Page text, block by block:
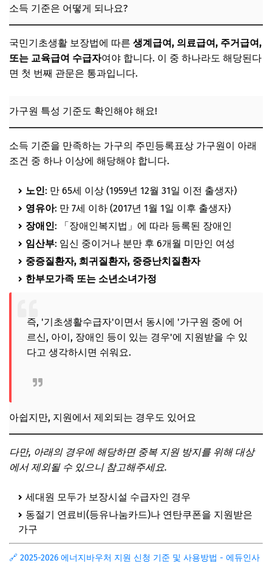
소득 기준은 어떻게 되나요?
국민기초생활 보장법에 따른 생계급여, 의료급여, 주거급여,
또는 교육급여 수급자여야 합니다. 이 중 하나라도 해당된다
면 첫 번째 관문은 통과입니다.
가구원 특성 기준도 확인해야 해요!
소득 기준을 만족하는 가구의 주민등록표상 가구원이 아래
조건 중 하나 이상에 해당해야 합니다.
노인: 만 65세 이상 (1959년 12월 31일 이전 출생자)
영유아: 만 7세 이하 (2017년 1월 1일 이후 출생자)
장애인: 「장애인복지법」에 따라 등록된 장애인
임산부: 임신 중이거나 분만 후 6개월 미만인 여성
중증질환자, 희귀질환자, 중증난치질환자
한부모가족 또는 소년소녀가정
즉, '기초생활수급자'이면서 동시에 '가구원 중에 어
르신, 아이, 장애인 등이 있는 경우'에 지원받을 수 있
다고 생각하시면 쉬워요.
아쉽지만, 지원에서 제외되는 경우도 있어요
다만, 아래의 경우에 해당하면 중복 지원 방지를 위해 대상
에서 제외될 수 있으니 참고해주세요.
세대원 모두가 보장시설 수급자인 경우
동절기 연료비(등유나눔카드)나 연탄쿠폰을 지원받은
가구
🔗 2025-2026 에너지바우처 지원 신청 기준 및 사용방법 - 에듀인사